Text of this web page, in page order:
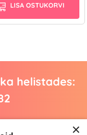
LISA OSTUKORVI
helistades:
×